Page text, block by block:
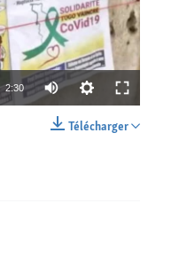
available
2:30
Télécharger